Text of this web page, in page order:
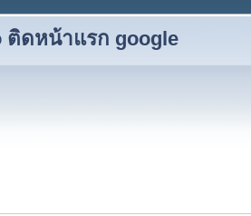
ติดหน้าแรก google